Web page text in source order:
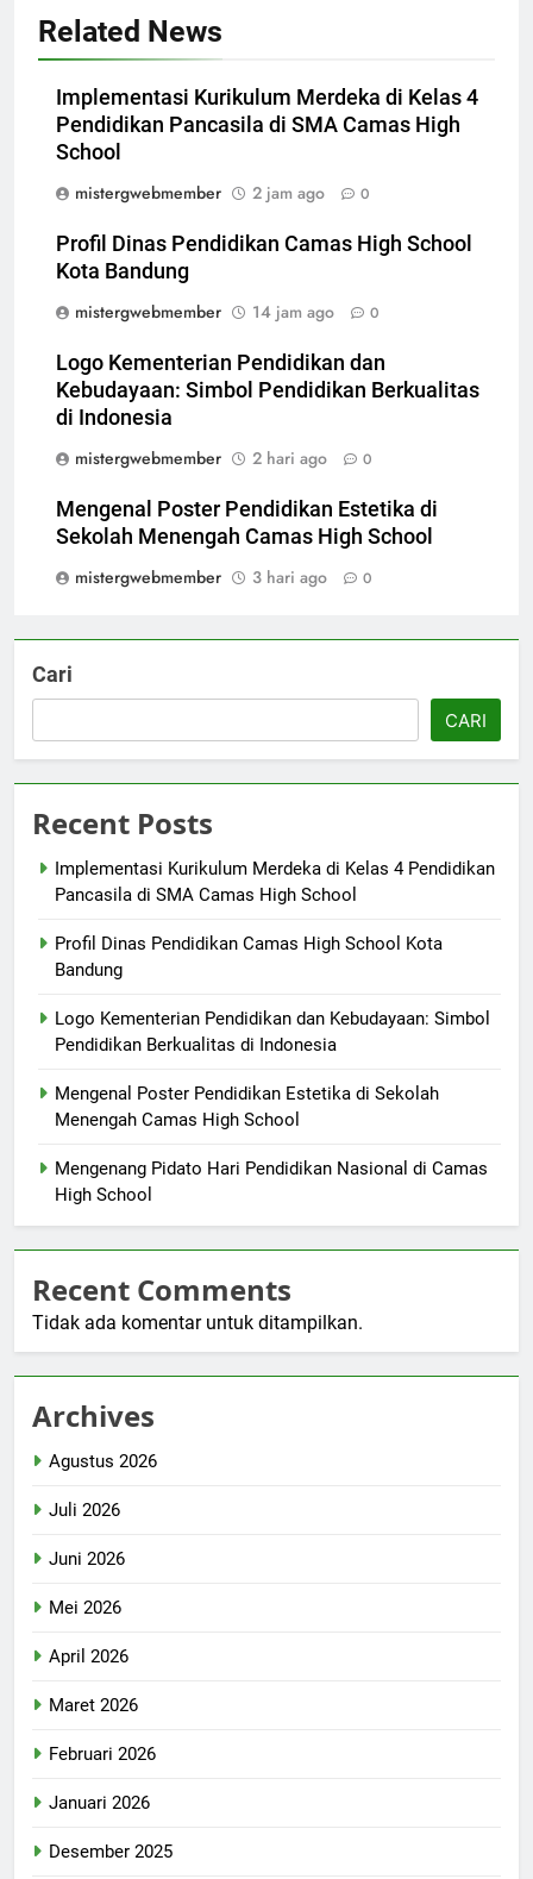
Related News
Implementasi Kurikulum Merdeka di Kelas 4
Pendidikan Pancasila di SMA Camas High
School
mistergwebmember
2 jam ago 0
Profil Dinas Pendidikan Camas High School
Kota Bandung
mistergwebmember
14 jam ago 0
Logo Kementerian Pendidikan dan
Kebudayaan: Simbol Pendidikan Berkualitas
di Indonesia
mistergwebmember
2 hari ago 0
Mengenal Poster Pendidikan Estetika di
Sekolah Menengah Camas High School
mistergwebmember
3 hari ago 0
Cari
CARI
Recent Posts
Implementasi Kurikulum Merdeka di Kelas 4 Pendidikan
Pancasila di SMA Camas High School
Profil Dinas Pendidikan Camas High School Kota
Bandung
Logo Kementerian Pendidikan dan Kebudayaan: Simbol
Pendidikan Berkualitas di Indonesia
Mengenal Poster Pendidikan Estetika di Sekolah
Menengah Camas High School
Mengenang Pidato Hari Pendidikan Nasional di Camas
High School
Recent Comments
Tidak ada komentar untuk ditampilkan.
Archives
Agustus 2026
Juli 2026
Juni 2026
Mei 2026
April 2026
Maret 2026
Februari 2026
Januari 2026
Desember 2025